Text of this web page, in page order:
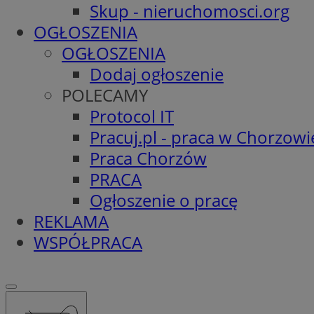
Skup - nieruchomosci.org
OGŁOSZENIA
OGŁOSZENIA
Dodaj ogłoszenie
POLECAMY
Protocol IT
Pracuj.pl - praca w
Praca Chorzów
PRACA
Ogłoszenie o pracę
REKLAMA
WSPÓŁPRACA